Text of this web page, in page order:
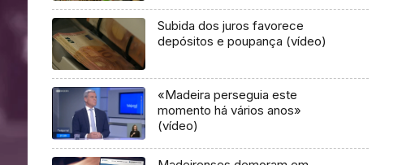
Subida dos juros favorece
depósitos e poupança (vídeo)
«Madeira perseguia este
momento há vários anos»
(vídeo)